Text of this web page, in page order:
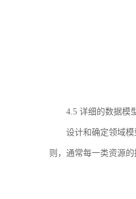
4.5 详细的数据模
设计和确定领域
则，通常每一类资源